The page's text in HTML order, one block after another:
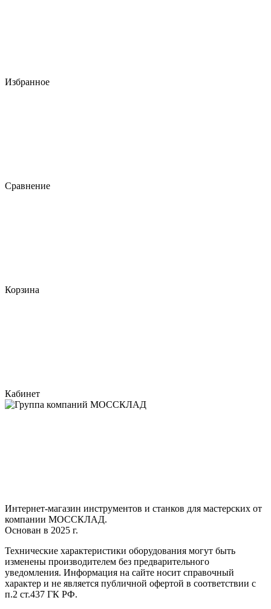
Избранное
Сравнение
Корзина
Кабинет
Интернет-магазин инструментов и станков для мастерских от
компании МОССКЛАД.
Основан в 2025 г.
Технические характеристики оборудования могут быть
изменены производителем без предварительного
уведомления. Информация на сайте носит справочный
характер и не является публичной офертой в соответствии с
п.2 ст.437 ГК РФ.